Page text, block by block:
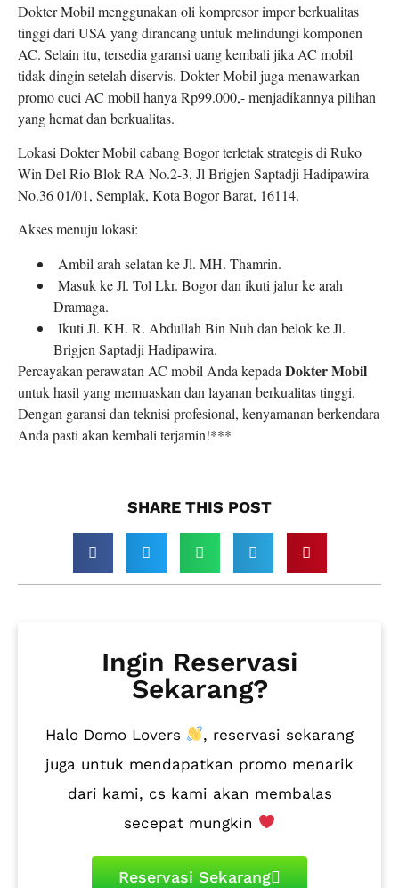
Dokter Mobil menggunakan oli kompresor impor berkualitas
tinggi dari USA yang dirancang untuk melindungi komponen
AC. Selain itu, tersedia garansi uang kembali jika AC mobil
tidak dingin setelah diservis. Dokter Mobil juga menawarkan
promo cuci AC mobil hanya Rp99.000,- menjadikannya pilihan
yang hemat dan berkualitas.
Lokasi Dokter Mobil cabang Bogor terletak strategis di Ruko
Win Del Rio Blok RA No.2-3, Jl Brigjen Saptadji Hadipawira
No.36 01/01, Semplak, Kota Bogor Barat, 16114.
Akses menuju lokasi:
Ambil arah selatan ke Jl. MH. Thamrin.
Masuk ke Jl. Tol Lkr. Bogor dan ikuti jalur ke arah
Dramaga.
Ikuti Jl. KH. R. Abdullah Bin Nuh dan belok ke Jl.
Brigjen Saptadji Hadipawira.
Percayakan perawatan AC mobil Anda kepada Dokter Mobil
untuk hasil yang memuaskan dan layanan berkualitas tinggi.
Dengan garansi dan teknisi profesional, kenyamanan berkendara
Anda pasti akan kembali terjamin!***
SHARE THIS POST​
Ingin Reservasi
Sekarang?
Halo Domo Lovers
, reservasi sekarang
juga untuk mendapatkan promo menarik
dari kami, cs kami akan membalas
secepat mungkin
Reservasi Sekarang